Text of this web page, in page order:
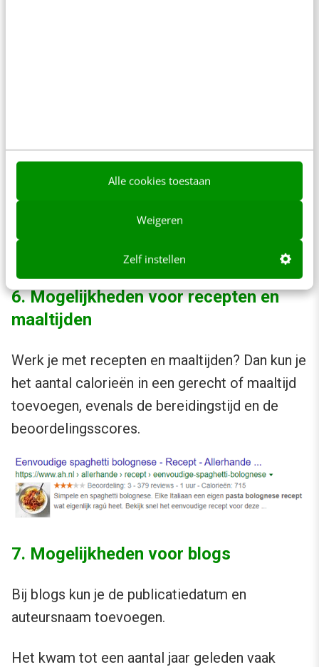
Alle cookies toestaan
Weigeren
Zelf instellen
zien namelijk direct of het product op voorraad
is én wat de prijs is.
6. Mogelijkheden voor recepten en
maaltijden
Werk je met recepten en maaltijden? Dan kun je
het aantal calorieën in een gerecht of maaltijd
toevoegen, evenals de bereidingstijd en de
beoordelingsscores.
7. Mogelijkheden voor blogs
Bij blogs kun je de publicatiedatum en
auteursnaam toevoegen.
Het kwam tot een aantal jaar geleden vaak